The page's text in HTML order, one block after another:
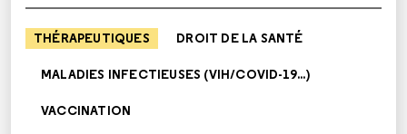
THÉRAPEUTIQUES DROIT DE LA SANTÉ
MALADIES INFECTIEUSES (VIH/COVID-19...)
VACCINATION